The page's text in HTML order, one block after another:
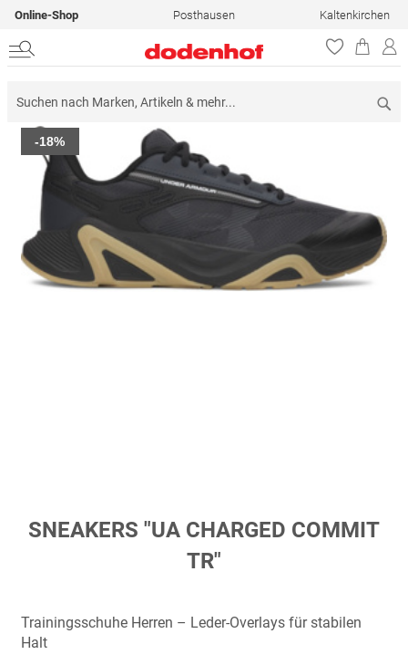
Online-Shop Posthausen Kaltenkirchen
Zum
Ende
Bildergalerie
springen
-18%
Zum
Anfang
SNEAKERS "UA CHARGED COMMIT
TR"
Trainingsschuhe Herren – Leder-Overlays für stabilen
Halt